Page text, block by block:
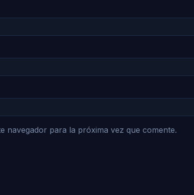
navegador para la próxima vez que comente.